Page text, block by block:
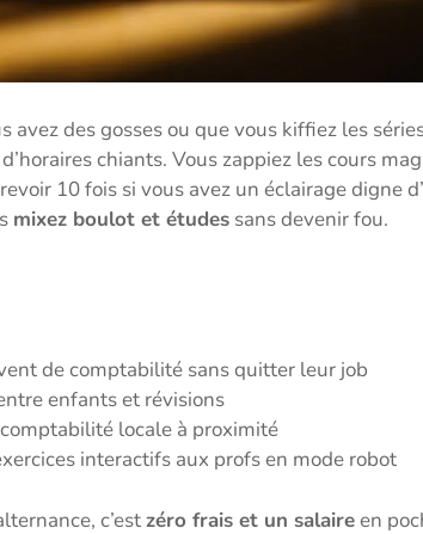
des gosses ou que vous kiffiez les
chiants. Vous zappiez les cours
10 fois si vous avez un éclairage digne
mixez boulot et études sans devenir fou.
de comptabilité sans quitter leur job
enfants et révisions
locale à proximité
interactifs aux profs en mode robot
c’estzéro frais et un salaireen